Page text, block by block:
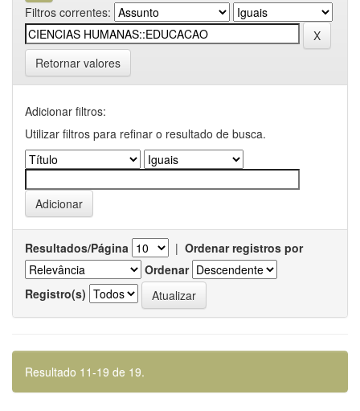
Filtros correntes:
Retornar valores
Adicionar filtros:
Utilizar filtros para refinar o resultado de busca.
Resultados/Página | Ordenar registros por
Ordenar
Registro(s)
Resultado 11-19 de 19.